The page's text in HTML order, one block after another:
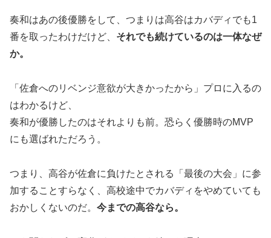
奏和はあの後優勝をして、つまりは高谷はカバディでも1
番を取ったわけだけど、 それでも続けているのは一体なぜ
か。
「佐倉へのリベンジ意欲が大きかったから」プロに入るの
はわかるけど、
奏和が優勝したのはそれよりも前。恐らく優勝時のMVP
にも選ばれただろう。
つまり、高谷が佐倉に負けたとされる「最後の大会」に参
加することすらなく、高校途中でカバディをやめていても
おかしくないのだ。 今までの高谷なら。